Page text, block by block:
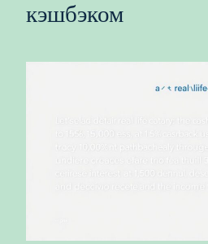
кэшбэком